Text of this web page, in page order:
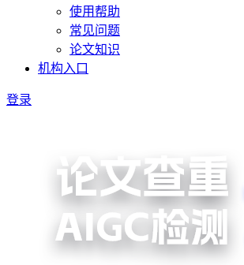
使用帮助
常见问题
论文知识
机构入口
登录